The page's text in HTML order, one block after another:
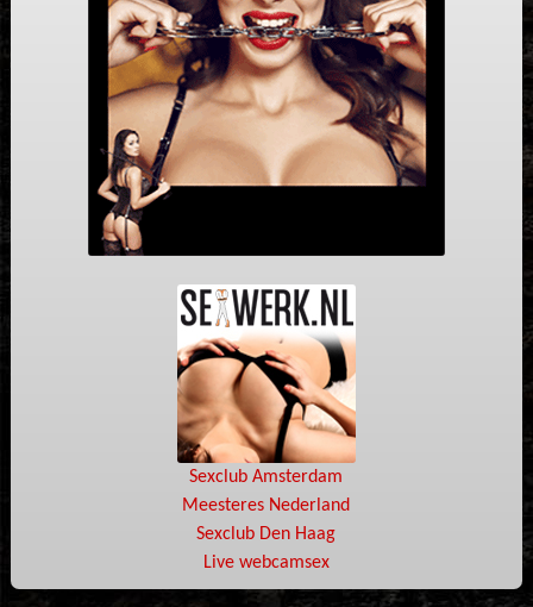
Sexclub Amsterdam
Meesteres Nederland
Sexclub Den Haag
Live webcamsex